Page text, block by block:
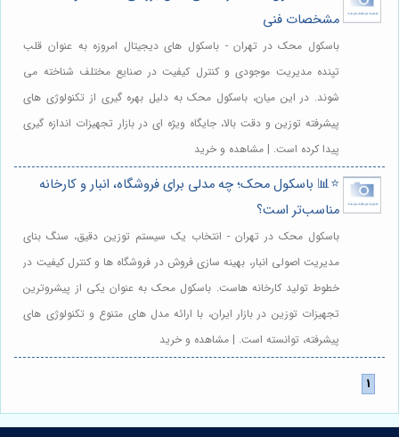
مشخصات فنی
باسکول محک در تهران - باسکول های دیجیتال امروزه به عنوان قلب
تپنده مدیریت موجودی و کنترل کیفیت در صنایع مختلف شناخته می
شوند. در این میان، باسکول محک به دلیل بهره گیری از تکنولوژی های
پیشرفته توزین و دقت بالا، جایگاه ویژه ای در بازار تجهیزات اندازه گیری
پیدا کرده است. | مشاهده و خرید
⭐️📊 باسکول محک؛ چه مدلی برای فروشگاه، انبار و کارخانه
مناسب‌تر است؟
باسکول محک در تهران - انتخاب یک سیستم توزین دقیق، سنگ بنای
مدیریت اصولی انبار، بهینه سازی فروش در فروشگاه ها و کنترل کیفیت در
خطوط تولید کارخانه هاست. باسکول محک به عنوان یکی از پیشروترین
تجهیزات توزین در بازار ایران، با ارائه مدل های متنوع و تکنولوژی های
پیشرفته، توانسته است. | مشاهده و خرید